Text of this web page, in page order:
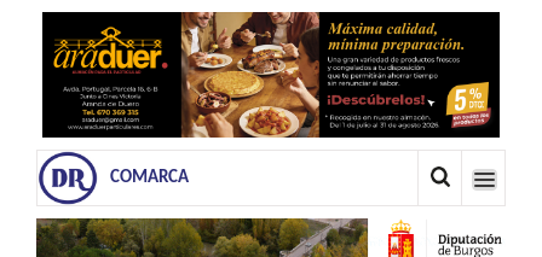
COMARCA